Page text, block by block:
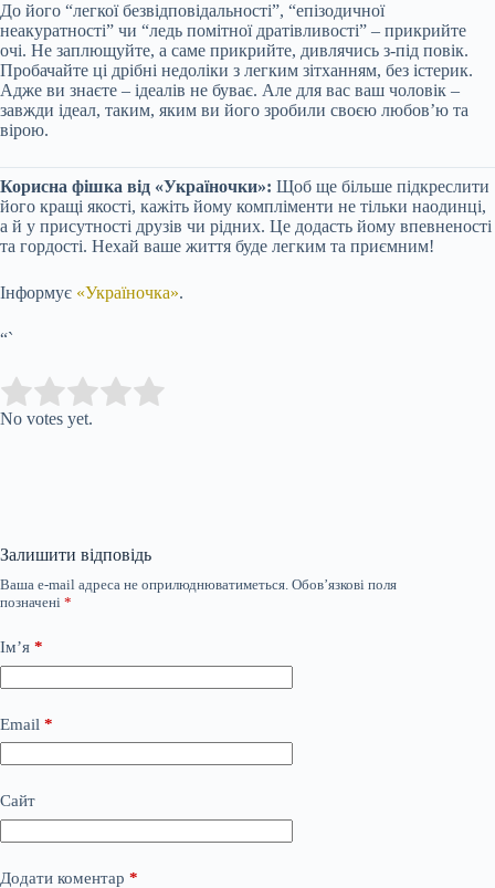
До його “легкої безвідповідальності”, “епізодичної
неакуратності” чи “ледь помітної дратівливості” – прикрийте
очі. Не заплющуйте, а саме прикрийте, дивлячись з-під повік.
Пробачайте ці дрібні недоліки з легким зітханням, без істерик.
Адже ви знаєте – ідеалів не буває. Але для вас ваш чоловік –
завжди ідеал, таким, яким ви його зробили своєю любов’ю та
вірою.
Корисна фішка від «Україночки»: Щоб ще більше підкреслити
його кращі якості, кажіть йому компліменти не тільки наодинці,
а й у присутності друзів чи рідних. Це додасть йому впевненості
та гордості. Нехай ваше життя буде легким та приємним!
Інформує «Україночка».
“`
Rate this item:
No votes yet.
Залишити відповідь
Ваша e-mail адреса не оприлюднюватиметься. Обов’язкові поля
позначені *
Ім’я *
Email *
Сайт
Додати коментар *